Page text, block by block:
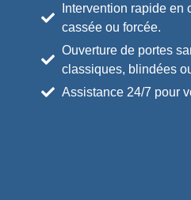
Intervention rapide en
cassée ou forcée.
Ouverture de portes
classiques, blindées
Assistance 24/7 pour